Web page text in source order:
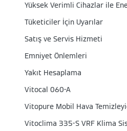
Yüksek Verimli Cihazlar ile
Tüketiciler İçin Uyarılar
Satış ve Servis Hizmeti
Emniyet Önlemleri
Yakıt Hesaplama
Vitocal 060-A
Vitopure Mobil Hava
Vitoclima 335-S VRF Klima